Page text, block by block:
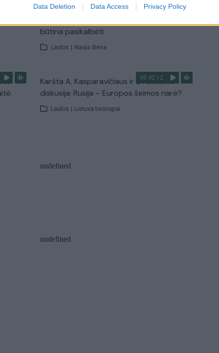
Data Deletion Data Access Privacy Policy
00:15:25
Ruošiantis naujiems mokslo metams –
būtina pasikalbėti
Laidos | Nauja diena
00:42:12
Karšta A. Kasparavičiaus ir Ž Pavilionio
diskusija: Rusija – Europos šeimos narė?
Laidos | Lietuva tiesiogiai